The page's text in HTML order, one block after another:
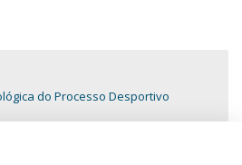
do Processo Desportivo